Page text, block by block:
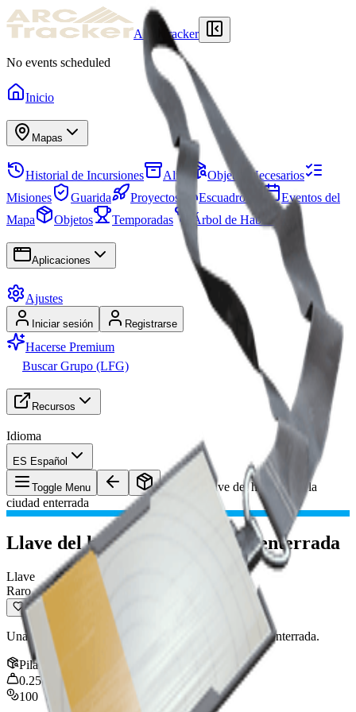
ARCTracker
No events scheduled
Inicio
Mapas
Historial de Incursiones Alijo
Objetos Necesarios
Misiones
Guarida Proyectos Escuadrones
Eventos del
Mapa
Objetos Temporadas Árbol de Habilidades
Aplicaciones
Ajustes
Iniciar sesión Registrarse
Hacerse Premium
Buscar Grupo (LFG)
Recursos
Idioma
ES Español
Toggle Menu Objeto
Llave del hospital de la
ciudad enterrada
Llave del hospital de la ciudad enterrada
Llave
Raro
Una llave para áreas dentro del hospital de la ciudad enterrada.
Pila:
0.25kg
100